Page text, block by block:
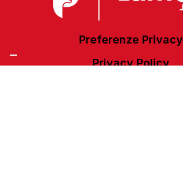
Preferenze Privacy
Privacy Policy